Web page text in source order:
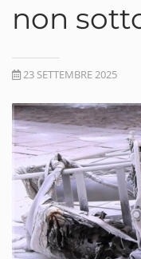
non
23 SETTEMBRE 2025